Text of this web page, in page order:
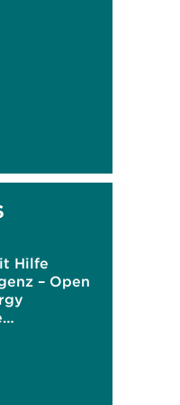
Hilfe
– Open